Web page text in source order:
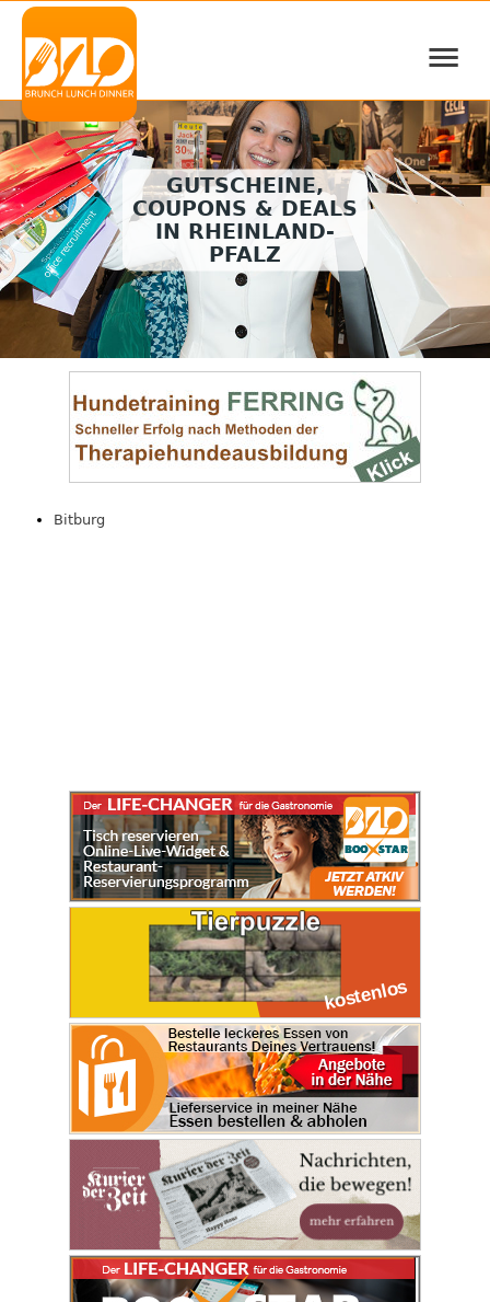
≡
GUTSCHEINE,
COUPONS & DEALS
IN RHEINLAND-
PFALZ
Bitburg